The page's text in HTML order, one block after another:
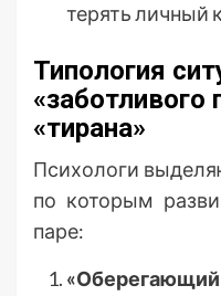
терять личный
Типология
«заботливого
«тирана»
Психологи
по которым
паре:
«Оберегающий